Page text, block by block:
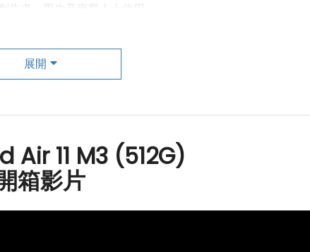
者、學生及專業人士使用。
展開
Air 11 M3 (512G)
箱影片